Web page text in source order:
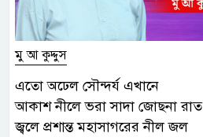
মু আ কুদ্দুস
এতো অঢেল সৌন্দর্য এখানে
আকাশ নীলে ভরা সাদা জোছনা রাত
জ্বলে প্রশান্ত মহাসাগরের নীল জল